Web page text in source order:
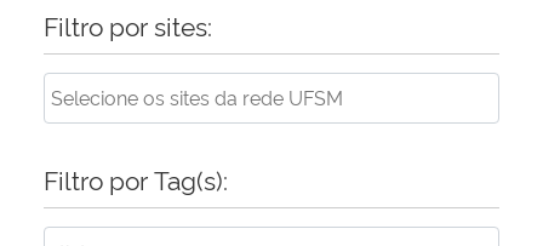
Ministério da Mulher, da Família e dos Direitos Humanos
Secretaria-Geral
Gabinete de Segurança Institucional
Filtro por sites:
Filtro por Tag(s):